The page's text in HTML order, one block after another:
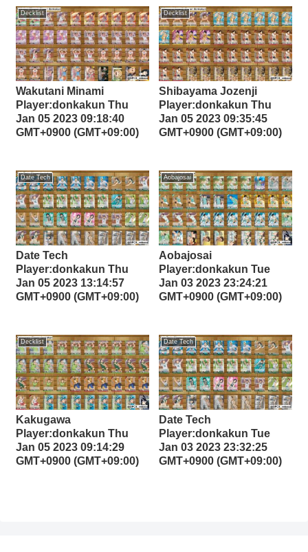
Decklist
Wakutani Minami
Player:donkakun Thu
Jan 05 2023 09:18:40
GMT+0900 (GMT+09:00)
Decklist
Shibayama Jozenji
Player:donkakun Thu
Jan 05 2023 09:35:45
GMT+0900 (GMT+09:00)
Date Tech
Date Tech
Player:donkakun Thu
Jan 05 2023 13:14:57
GMT+0900 (GMT+09:00)
Aobajosai
Aobajosai
Player:donkakun Tue
Jan 03 2023 23:24:21
GMT+0900 (GMT+09:00)
Decklist
Kakugawa
Player:donkakun Thu
Jan 05 2023 09:14:29
GMT+0900 (GMT+09:00)
Date Tech
Date Tech
Player:donkakun Tue
Jan 03 2023 23:32:25
GMT+0900 (GMT+09:00)